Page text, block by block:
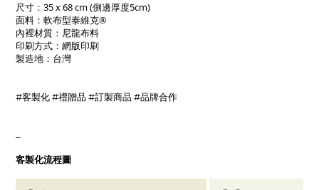
尺寸： 35 x 68 cm(側邊厚度5cm)
面料： 軟布型泰維克®
內裡材質：尼龍布料
印刷方式： 網版印刷
製造地 ：台灣
#客製化 #禮贈品 #訂製商品 #品牌合作
客製化流程圖